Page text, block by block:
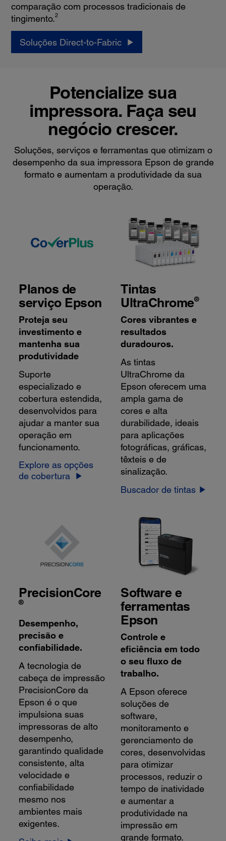
comparação com processos tradicionais de
tingimento.2
Soluções Direct-to-Fabric
Potencialize sua
impressora. Faça seu
negócio crescer.
Soluções, serviços e ferramentas que otimizam o
desempenho da sua impressora Epson de grande
formato e aumentam a produtividade da sua
operação.
Planos de
serviço Epson
Proteja seu
investimento e
mantenha sua
produtividade
Suporte
especializado e
cobertura estendida,
desenvolvidos para
ajudar a manter sua
operação em
funcionamento.
Explore as opções
de cobertura
Tintas
UltraChrome®
Cores vibrantes e
resultados
duradouros.
As tintas
UltraChrome da
Epson oferecem uma
ampla gama de
cores e alta
durabilidade, ideais
para aplicações
fotográficas, gráficas,
têxteis e de
sinalização.
Buscador de tintas
PrecisionCore
®
Desempenho,
precisão e
confiabilidade.
A tecnologia de
cabeça de impressão
PrecisionCore da
Epson é o que
impulsiona suas
impressoras de alto
desempenho,
garantindo qualidade
consistente, alta
velocidade e
confiabilidade
mesmo nos
ambientes mais
exigentes.
Software e
ferramentas
Epson
Controle e
eficiência em todo
o seu fluxo de
trabalho.
A Epson oferece
soluções de
software,
monitoramento e
gerenciamento de
cores, desenvolvidas
para otimizar
processos, reduzir o
tempo de inatividade
e aumentar a
produtividade na
impressão em
grande formato.